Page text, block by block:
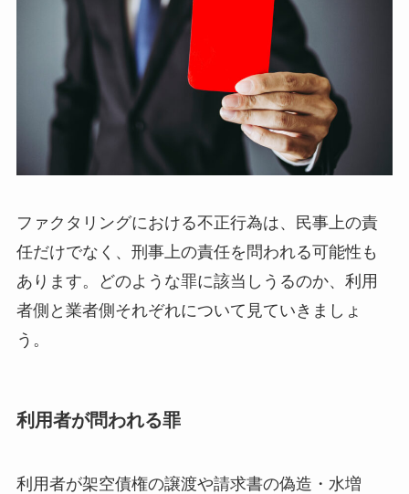
ファクタリングにおける不正行為は、民事上の責
任だけでなく、刑事上の責任を問われる可能性も
あります。どのような罪に該当しうるのか、利用
者側と業者側それぞれについて見ていきましょ
う。
利用者が問われる罪
利用者が架空債権の譲渡や請求書の偽造・水増